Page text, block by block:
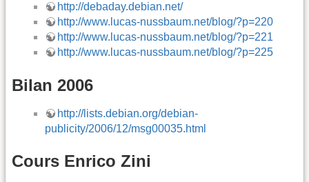
http://debaday.debian.net/
http://www.lucas-nussbaum.net/blog/?p=220
http://www.lucas-nussbaum.net/blog/?p=221
http://www.lucas-nussbaum.net/blog/?p=225
Bilan 2006
http://lists.debian.org/debian-
publicity/2006/12/msg00035.html
Cours Enrico Zini